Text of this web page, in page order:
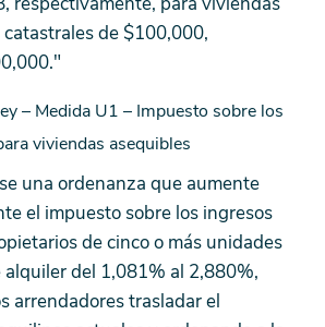
de $100,000,
– Medida U1 – Impuesto sobre los
viviendas asequibles
una ordenanza que aumente
el impuesto sobre los ingresos
de cinco o más unidades
alquiler del 1,081% al 2,880%,
arrendadores trasladar el